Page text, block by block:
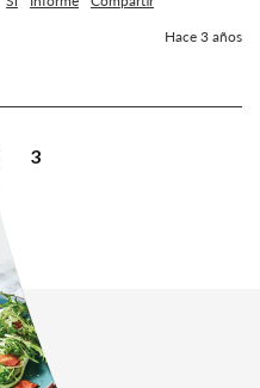
Hace 3 años
3